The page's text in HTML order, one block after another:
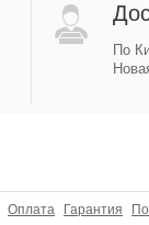
По
Оплата Гарантия